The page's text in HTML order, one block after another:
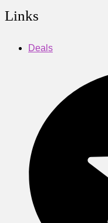
Links
Deals